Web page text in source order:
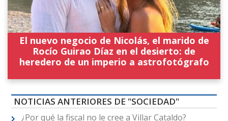
El nuevo negocio de Nicolás, el marido de
Rocío Guirao Díaz en el desierto: de
heredero de un imperio a astrofotógrafo
NOTICIAS ANTERIORES DE "SOCIEDAD"
¿Por qué la fiscal no le cree a Villar Cataldo?